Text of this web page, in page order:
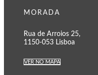
MORADA
Rua de Arroios 25,
1150-053 Lisboa
VER NO MAPA